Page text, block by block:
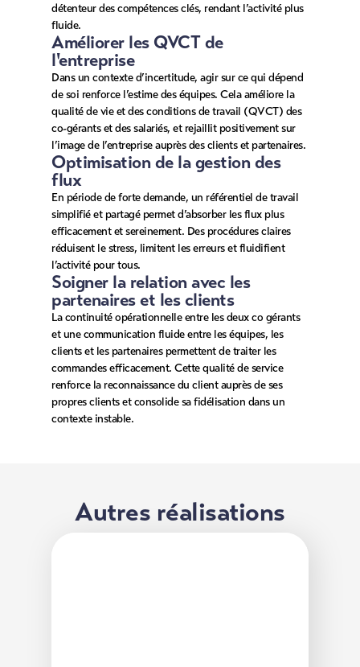
détenteur des compétences clés, rendant l’activité plus
fluide.
Améliorer les QVCT de
l'entreprise
Dans un contexte d’incertitude, agir sur ce qui dépend
de soi renforce l’estime des équipes. Cela améliore la
qualité de vie et des conditions de travail (QVCT) des
co-gérants et des salariés, et rejaillit positivement sur
l’image de l’entreprise auprès des clients et partenaires.
Optimisation de la gestion des
flux
En période de forte demande, un référentiel de travail
simplifié et partagé permet d’absorber les flux plus
efficacement et sereinement. Des procédures claires
réduisent le stress, limitent les erreurs et fluidifient
l’activité pour tous.
Soigner la relation avec les
partenaires et les clients
La continuité opérationnelle entre les deux co gérants
et une communication fluide entre les équipes, les
clients et les partenaires permettent de traiter les
commandes efficacement. Cette qualité de service
renforce la reconnaissance du client auprès de ses
propres clients et consolide sa fidélisation dans un
contexte instable.
Autres réalisations